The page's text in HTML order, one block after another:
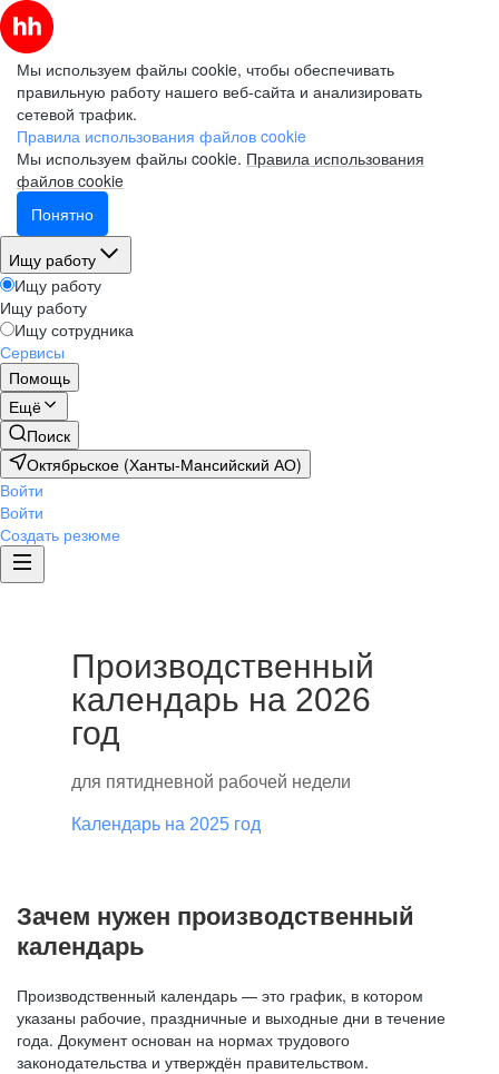
Мы используем файлы cookie, чтобы обеспечивать
правильную работу нашего веб-сайта и анализировать
сетевой трафик.
Правила использования файлов cookie
Мы используем файлы cookie. Правила использования
файлов cookie
Понятно
Ищу работу
Ищу работу
Ищу работу
Ищу сотрудника
Сервисы
Помощь
Ещё
Поиск
Октябрьское (Ханты-Мансийский АО)
Войти
Войти
Создать резюме
Производственный
календарь на 2026
год
для пятидневной рабочей недели
Календарь на 2025 год
Зачем нужен производственный
календарь
Производственный календарь — это график, в котором
указаны рабочие, праздничные и выходные дни в течение
года. Документ основан на нормах трудового
законодательства и утверждён правительством.